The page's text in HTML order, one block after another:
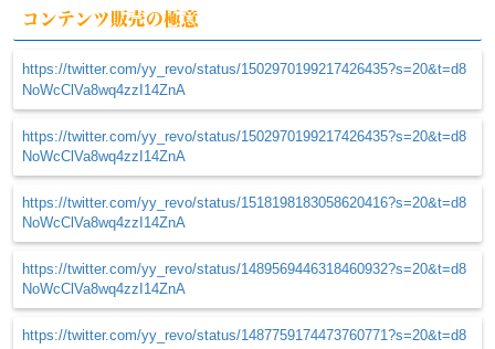
コンテンツ販売の極意
https://twitter.com/yy_revo/status/1502970199217426435?s=20&t=d8
NoWcClVa8wq4zzI14ZnA
https://twitter.com/yy_revo/status/1502970199217426435?s=20&t=d8
NoWcClVa8wq4zzI14ZnA
https://twitter.com/yy_revo/status/1518198183058620416?s=20&t=d8
NoWcClVa8wq4zzI14ZnA
https://twitter.com/yy_revo/status/1489569446318460932?s=20&t=d8
NoWcClVa8wq4zzI14ZnA
https://twitter.com/yy_revo/status/1487759174473760771?s=20&t=d8